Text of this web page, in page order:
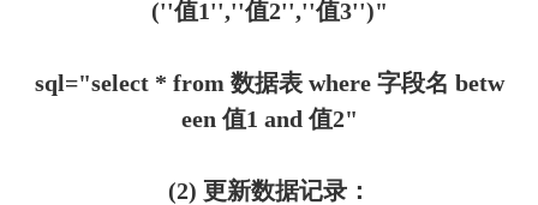
(''值1'',''值2'',''值3'')"
sql="select * from 数据表 where 字段名 betw
een 值1 and 值2"
(2) 更新数据记录：